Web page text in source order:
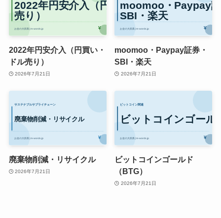
2022年円安介入（円買い・
ドル売り）
2026年7月21日
moomoo・Paypay証券・
SBI・楽天
2026年7月21日
廃棄物削減・リサイクル
2026年7月21日
ビットコインゴールド
（BTG）
2026年7月21日